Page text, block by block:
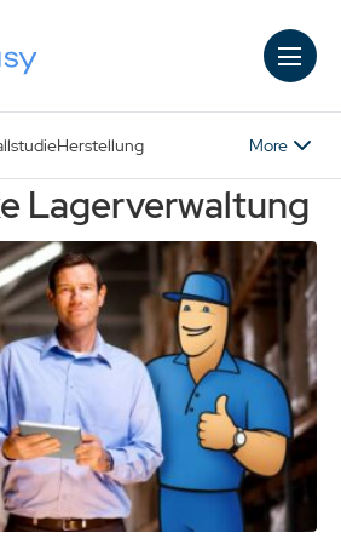
Herstellung More
Lagerverwaltung